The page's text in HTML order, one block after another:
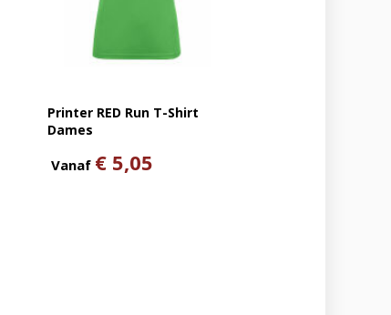
Printer RED Run T-Shirt
Dames
Vanaf € 5,05